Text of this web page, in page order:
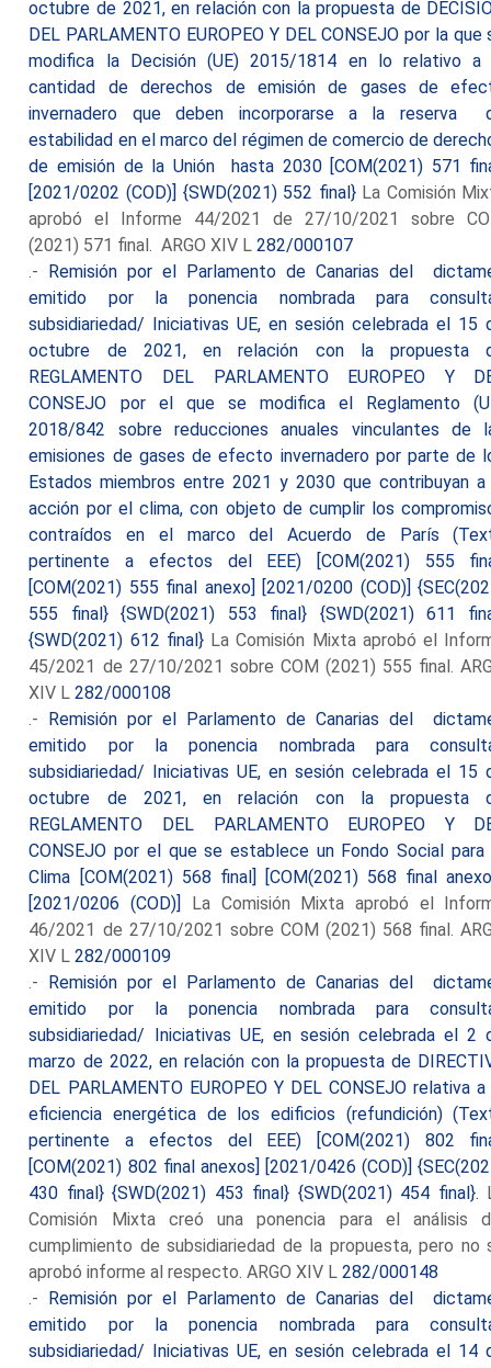
octubre de 2021, en relación con la propuesta de
DEL PARLAMENTO EUROPEO Y DEL CONSEJO por la que
modifica la Decisión (UE) 2015/1814 en lo relativo a
cantidad de derechos de emisión de gases de
invernadero que deben incorporarse a la reserva
estabilidad en el marco del régimen de comercio de
de emisión de la Unión hasta 2030 [COM(2021) 571
[2021/0202 (COD)] {SWD(2021) 552 final}La Comisión
aprobó el Informe 44/2021 de 27/10/2021 sobre
(2021) 571 final. ARGO XIV L282/000107
.- Remisión por el Parlamento de Canarias del
emitido por la ponencia nombrada para
subsidiariedad/ Iniciativas UE, en sesión celebrada el 15
octubre de 2021, en relación con la propuesta
REGLAMENTO DEL PARLAMENTO EUROPEO Y
CONSEJO por el que se modifica el Reglamento
2018/842 sobre reducciones anuales vinculantes de
emisiones de gases de efecto invernadero por parte de
Estados miembros entre 2021 y 2030 que contribuyan a
acción por el clima, con objeto de cumplir los
contraídos en el marco del Acuerdo de París
pertinente a efectos del EEE) [COM(2021) 555
[COM(2021) 555 final anexo] [2021/0200 (COD)]
555 final} {SWD(2021) 553 final} {SWD(2021) 611
{SWD(2021) 612 final}La Comisión Mixta aprobó el
45/2021 de 27/10/2021 sobre COM (2021) 555 final.
XIV L282/000108
.- Remisión por el Parlamento de Canarias del
emitido por la ponencia nombrada para
subsidiariedad/ Iniciativas UE, en sesión celebrada el 15
octubre de 2021, en relación con la propuesta
REGLAMENTO DEL PARLAMENTO EUROPEO Y
CONSEJO por el que se establece un Fondo Social para
Clima [COM(2021) 568 final] [COM(2021) 568 final
[2021/0206 (COD)]
La Comisión Mixta aprobó el
46/2021 de 27/10/2021 sobre COM (2021) 568 final.
XIV L282/000109
.- Remisión por el Parlamento de Canarias del
emitido por la ponencia nombrada para
subsidiariedad/ Iniciativas UE, en sesión celebrada el 2
marzo de 2022, en relación con la propuesta de
DEL PARLAMENTO EUROPEO Y DEL CONSEJO relativa
eficiencia energética de los edificios (refundición)
pertinente a efectos del EEE) [COM(2021) 802
[COM(2021) 802 final anexos] [2021/0426 (COD)]
430 final} {SWD(2021) 453 final} {SWD(2021) 454 final}.
Comisión Mixta creó una ponencia para el análisis
cumplimiento de subsidiariedad de la propuesta, pero no
aprobó informe al respecto. ARGO XIV L282/000148
.- Remisión por el Parlamento de Canarias del
emitido por la ponencia nombrada para
subsidiariedad/ Iniciativas UE, en sesión celebrada el 14